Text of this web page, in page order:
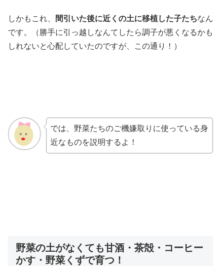
しかもこれ、 間引いた後に近くの土に移植した子たちなん
です。（勝手に引っ越しなんてしたら調子が悪くなるかも
しれないと心配していたのですが、この通り！）
では、野菜たちのご機嫌取りに使っている身
近なものを説明するよ！
野菜の土がなくても甘酒・茶殻・コーヒー
かす・野菜くずで育つ！